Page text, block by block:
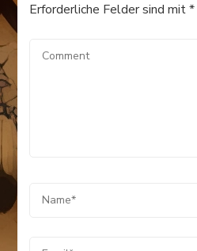
Erforderliche Felder sind mit*